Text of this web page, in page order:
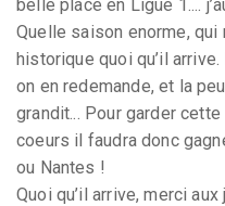
belle place en Ligue 1....
Quelle saison enorme,
historique quoi qu’il
on en redemande, et la
grandit... Pour garder
coeurs il faudra donc
ou Nantes !
Quoi qu’il arrive, merci